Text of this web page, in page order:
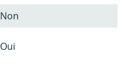
Non
Oui